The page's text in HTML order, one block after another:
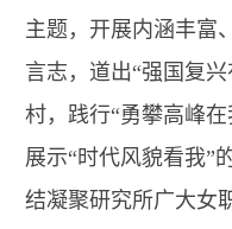
主题，开展内涵丰富
言志，道出“强国复
村，践行“勇攀高峰在
展示“时代风貌看我”
结凝聚研究所广大女